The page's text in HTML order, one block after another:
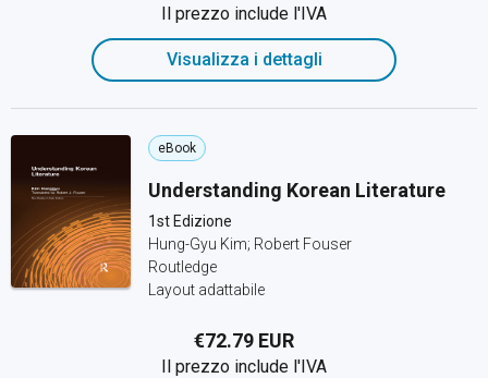
Il prezzo include l'IVA
Visualizza i dettagli
eBook
Understanding Korean Literature
1st Edizione
Hung-Gyu Kim; Robert Fouser
Routledge
Layout adattabile
€72.79 EUR
Il prezzo include l'IVA